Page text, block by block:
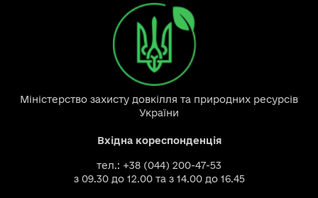
Міністерство захисту довкілля та природних ресурсів
України
Вхідна кореспонденція
тел.: +38 (044) 200-47-53
з 09.30 до 12.00 та з 14.00 до 16.45